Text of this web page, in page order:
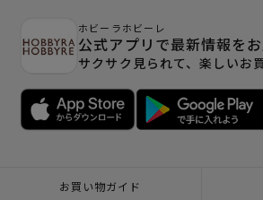
ホビーラホビーレ
公式アプリで最新情報をお
サクサク見られて、楽しいお
お買い物ガイド